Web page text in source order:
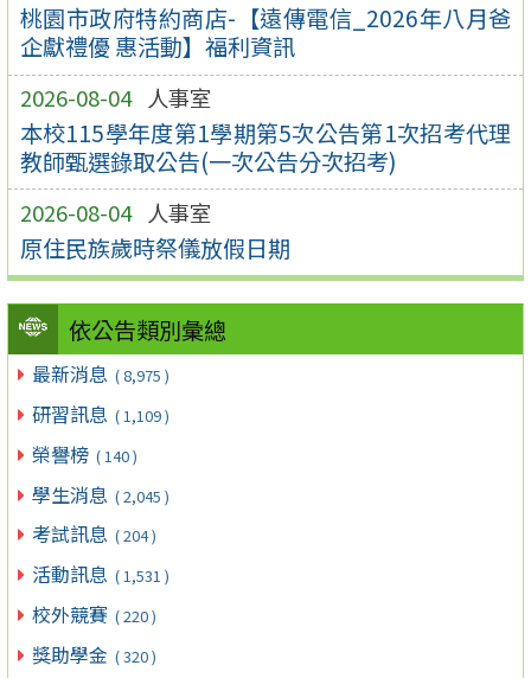
桃園市政府特約商店-【遠傳電信_2026年八月爸
企獻禮優 惠活動】福利資訊
2026-08-04 人事室
本校115學年度第1學期第5次公告第1次招考代理
教師甄選錄取公告(一次公告分次招考)
2026-08-04 人事室
原住民族歲時祭儀放假日期
依公告類別彙總
最新消息 ( 8,975 )
研習訊息 ( 1,109 )
榮譽榜 ( 140 )
學生消息 ( 2,045 )
考試訊息 ( 204 )
活動訊息 ( 1,531 )
校外競賽 ( 220 )
獎助學金 ( 320 )